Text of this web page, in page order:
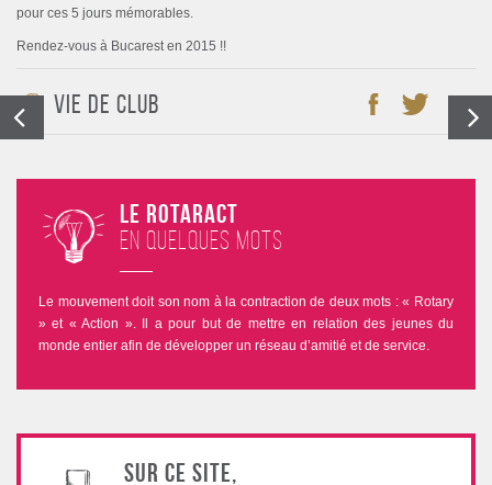
pour ces 5 jours mémorables.
Rendez-vous à Bucarest en 2015 !!
Vie de club
Le Rotaract
en quelques mots
Le mouvement doit son nom à la contraction de deux mots : « Rotary
» et « Action ». Il a pour but de mettre en relation des jeunes du
monde entier afin de développer un réseau d’amitié et de service.
Sur ce site,